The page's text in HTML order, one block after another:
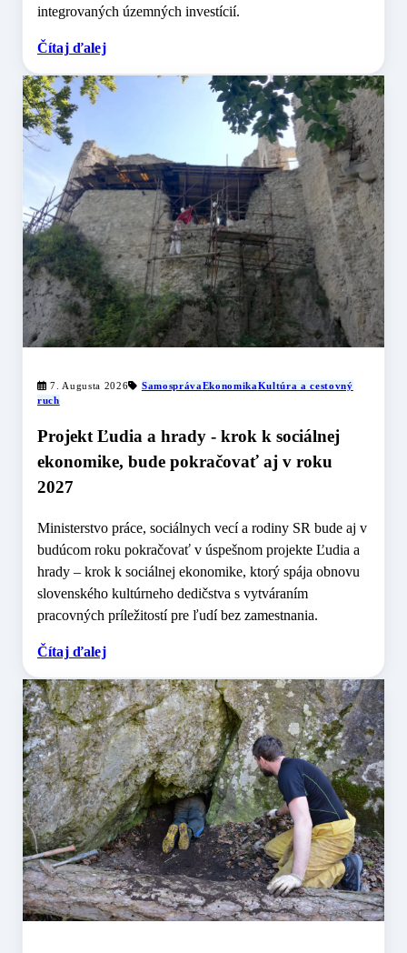
integrovaných územných investícií.
Čítaj ďalej
7. Augusta 2026 SamosprávaEkonomikaKultúra a cestovný
ruch
Projekt Ľudia a hrady - krok k sociálnej
ekonomike, bude pokračovať aj v roku
2027
Ministerstvo práce, sociálnych vecí a rodiny SR bude aj v
budúcom roku pokračovať v úspešnom projekte Ľudia a
hrady – krok k sociálnej ekonomike, ktorý spája obnovu
slovenského kultúrneho dedičstva s vytváraním
pracovných príležitostí pre ľudí bez zamestnania.
Čítaj ďalej